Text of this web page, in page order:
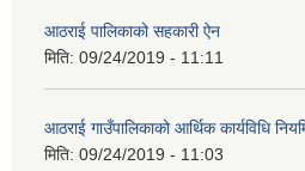
आठराई पालिकाको सहकारी ऐन
मिति: 09/24/2019 - 11:11
आठराई गाउँपालिकाको आर्थिक कार्यविधि
मिति: 09/24/2019 - 11:03